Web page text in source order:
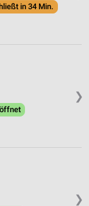
in 34 Min.
❯
❯